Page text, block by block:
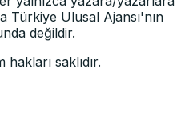
Türkiye Ulusal Ajansı'nın
değildir.
hakları saklıdır.